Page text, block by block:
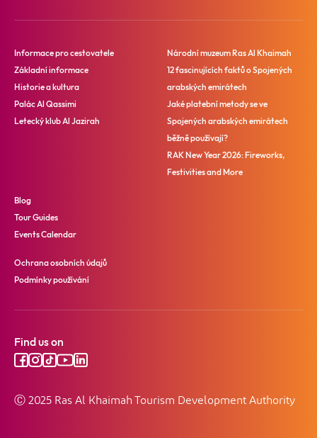
Informace pro cestovatele
Základní informace
Historie a kultura
Palác Al Qassimi
Letecký klub Al Jazirah
Národní muzeum Ras Al Khaimah
12 fascinujících faktů o Spojených
arabských emirátech
Jaké platební metody se ve
Spojených arabských emirátech
běžně používají?
RAK New Year 2026: Fireworks,
Festivities and More
Blog
Tour Guides
Events Calendar
Ochrana osobních údajů
Podmínky používání
Find us on
Ⓒ 2025 Ras Al Khaimah Tourism Development Authority